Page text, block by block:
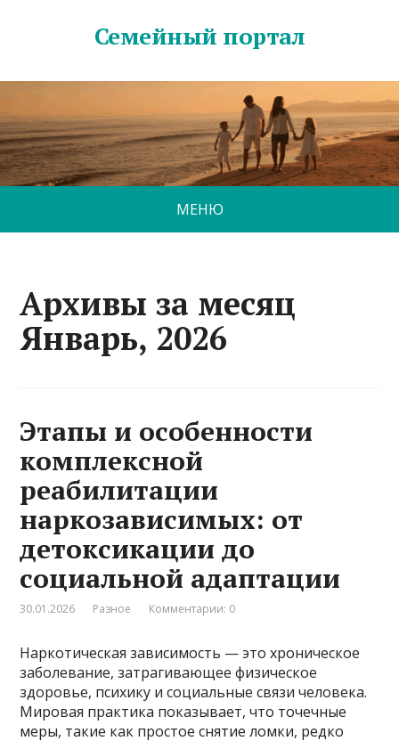
Семейный портал
МЕНЮ
Архивы за месяц
Январь, 2026
Этапы и особенности
комплексной
реабилитации
наркозависимых: от
детоксикации до
социальной адаптации
30.01.2026 Разное Комментарии: 0
Наркотическая зависимость — это хроническое
заболевание, затрагивающее физическое
здоровье, психику и социальные связи человека.
Мировая практика показывает, что точечные
меры, такие как простое снятие ломки, редко